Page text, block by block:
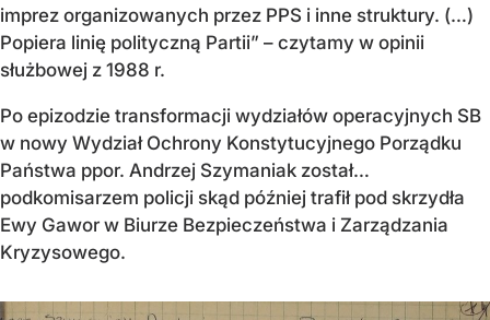
imprez organizowanych przez PPS i inne struktury. (…)
Popiera linię polityczną Partii” – czytamy w opinii
służbowej z 1988 r.
Po epizodzie transformacji wydziałów operacyjnych SB
w nowy Wydział Ochrony Konstytucyjnego Porządku
Państwa ppor. Andrzej Szymaniak został…
podkomisarzem policji skąd później trafił pod skrzydła
Ewy Gawor w Biurze Bezpieczeństwa i Zarządzania
Kryzysowego.